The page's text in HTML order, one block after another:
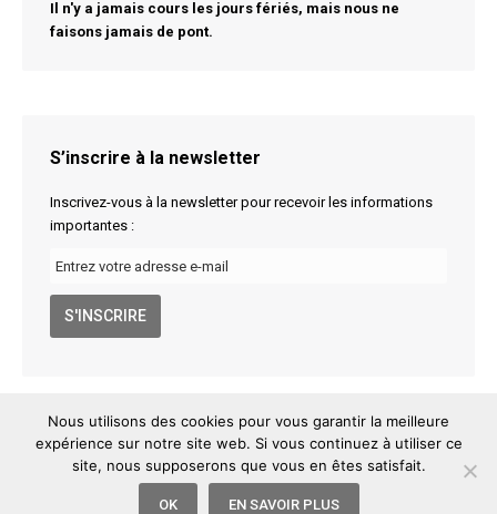
Il n'y a jamais cours les jours fériés, mais nous ne
faisons jamais de pont.
S’inscrire à la newsletter
Inscrivez-vous à la newsletter pour recevoir les informations
importantes :
Arjuna Shala
6 rue Maguelone, 34000 Montpellier
info@arjuna-shala.com
06 68 41 66 66
Nous utilisons des cookies pour vous garantir la meilleure
expérience sur notre site web. Si vous continuez à utiliser ce
site, nous supposerons que vous en êtes satisfait.
OK EN SAVOIR PLUS